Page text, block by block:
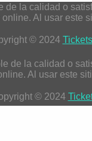
de la calidad o
Al usar
© 2024
de la calidad o
Al usar este
© 2024